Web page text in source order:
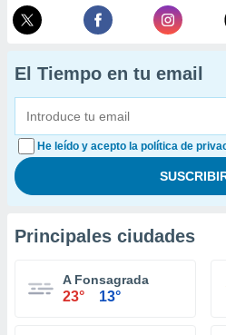
El Tiempo en tu email
He leído y acepto la política de
Principales ciudades
A Fonsagrada
23° 13°